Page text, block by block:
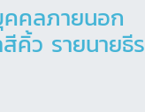
คคลภายนอก
คิ้ว รายนายธีร